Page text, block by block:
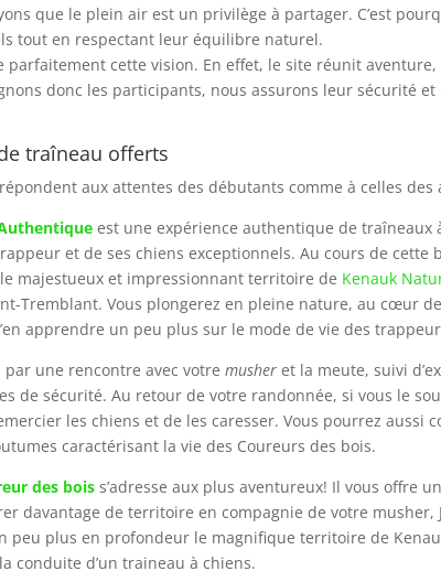
que le plein air est un privilège à partager. C’est
tout en respectant leur équilibre naturel.
parfaitement cette vision. En effet, le site réunit
donc les participants, nous assurons leur sécurité et
traîneau offerts
aux attentes des débutants comme à celles des
est une expérience authentique de traîneaux
et de ses chiens exceptionnels. Au cours de cette
majestueux et impressionnant territoire de Kenauk
Tremblant. Vous plongerez en pleine nature, au cœur
apprendre un peu plus sur le mode de vie des
par une rencontre avec votremusher et la meute, suivi
de sécurité. Au retour de votre randonnée, si vous le
les chiens et de les caresser. Vous pourrez aussi
caractérisant la vie des Coureurs des bois.
des bois s’adresse aux plus aventureux! Il vous offre
davantage de territoire en compagnie de votre musher,
peu plus en profondeur le magnifique territoire de
conduite d’un traineau à chiens.